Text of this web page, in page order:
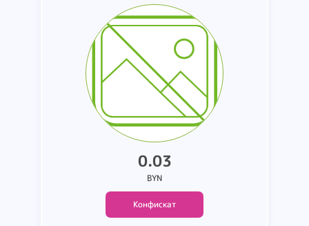
торговая марка и страна
производства не установлена.
в заводской упаковке.
упаковка вскрыта. вес 0.3 кг.
0.03
BYN
Конфискат